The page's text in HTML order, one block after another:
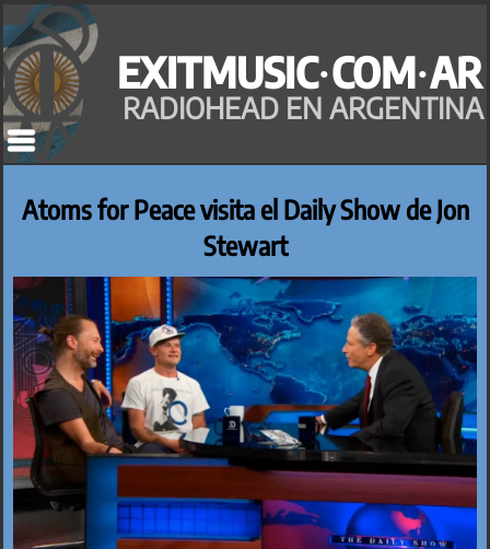
Saltar
al
contenido
EXITMUSIC·COM·AR
RADIOHEAD EN ARGENTINA
Atoms for Peace visita el Daily Show de Jon
Stewart